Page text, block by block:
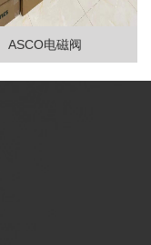
ASCO电磁阀